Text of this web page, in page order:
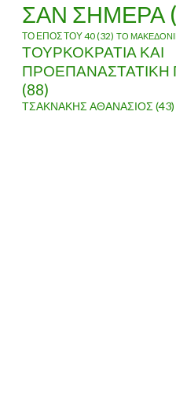
ΕΩΣ ΤΗΝ ΕΝΩΣΗ ΜΕ ΤΗΝ
ΣΑΝ ΣΗΜΕΡΑ
ΤΟ ΕΠΟΣ ΤΟΥ 40(32) ΤΟ
ΤΟΥΡΚΟΚΡΑΤΙΑ ΚΑΙ
ΠΡΟΕΠΑΝΑΣΤΑΤΙΚΗ
(88)
ΤΣΑΚΝΑΚΗΣ ΑΘΑΝΑΣΙΟΣ (43)